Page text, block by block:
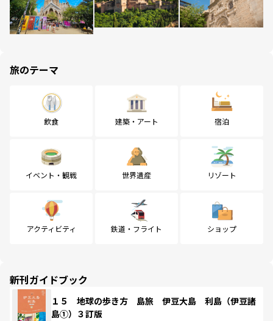
旅のテーマ
飲食 建築・アート 宿泊
イベント・観戦 世界遺産 リゾート
アクティビティ 鉄道・フライト ショップ
新刊ガイドブック
１５ 地球の歩き方 島旅 伊豆大島 利島（伊豆諸
島①）３訂版